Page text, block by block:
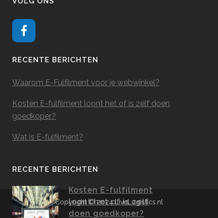
RECENTE BERICHTEN
Waarom E-Fulfilment voor je webwinkel?
Kosten E-fulfilment loont het of is zelf doen
goedkoper?
Wat is E-fulfilment?
RECENTE BERICHTEN
Kosten E-fulfilment
loont het of is zelf
doen goedkoper?
Copyright © 2024 LiveLogistics.nl